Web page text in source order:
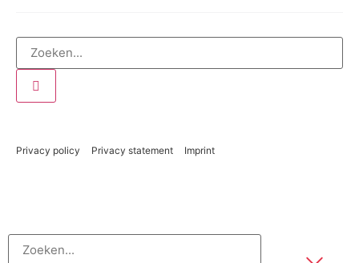
Privacy policy Privacy statement Imprint